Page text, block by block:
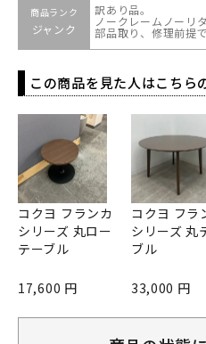
商品ランク
ジャンク
訳あり品。
ノークレームノーリ
部品取り、修理前提
この商品を見た人はこちら
コクヨ フランカ
シリーズ 丸ロー
テーブル
17,600 円
コクヨ フラ
シリーズ 丸
ブル
33,000 円